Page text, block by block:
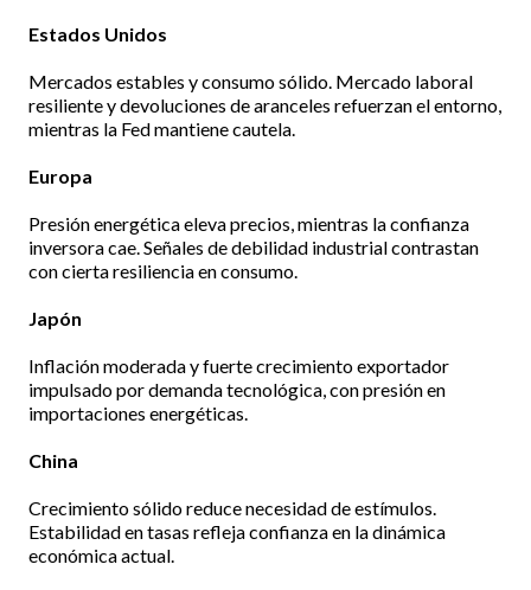
Estados Unidos
Mercados estables y consumo sólido. Mercado laboral
resiliente y devoluciones de aranceles refuerzan el entorno,
mientras la Fed mantiene cautela.
Europa
Presión energética eleva precios, mientras la confianza
inversora cae. Señales de debilidad industrial contrastan
con cierta resiliencia en consumo.
Japón
Inflación moderada y fuerte crecimiento exportador
impulsado por demanda tecnológica, con presión en
importaciones energéticas.
China
Crecimiento sólido reduce necesidad de estímulos.
Estabilidad en tasas refleja confianza en la dinámica
económica actual.